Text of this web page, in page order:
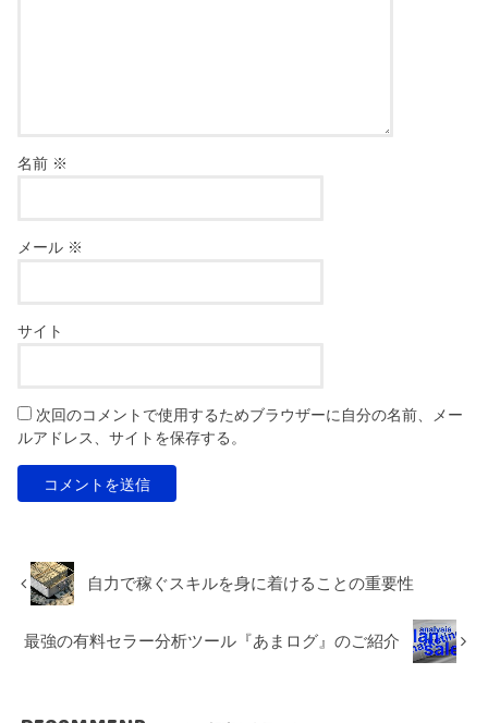
名前 ※
メール ※
サイト
次回のコメントで使用するためブラウザーに自分の名前、メー
ルアドレス、サイトを保存する。
自力で稼ぐスキルを身に着けることの重要性
最強の有料セラー分析ツール『あまログ』のご紹介